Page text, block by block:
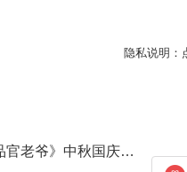
隐私说明：
《一品官老爷》中秋国庆礼包